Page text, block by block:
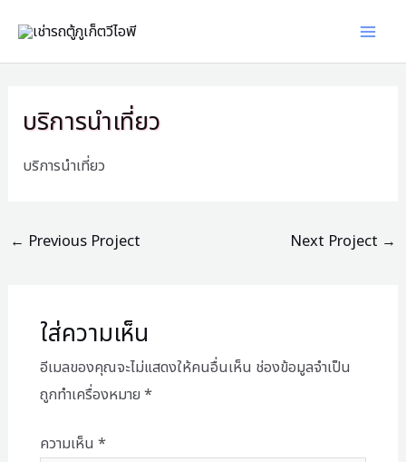
content
บริการนำเที่ยว
บริการนำเที่ยว
← Previous Project Next Project →
ใส่ความเห็น
อีเมลของคุณจะไม่แสดงให้คนอื่นเห็น ช่องข้อมูลจำเป็น
ถูกทำเครื่องหมาย *
ความเห็น *
Up